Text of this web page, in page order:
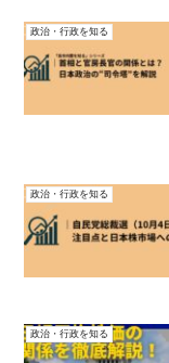
政治・行政を知る
政治・行政を知る
政治・行政を知る